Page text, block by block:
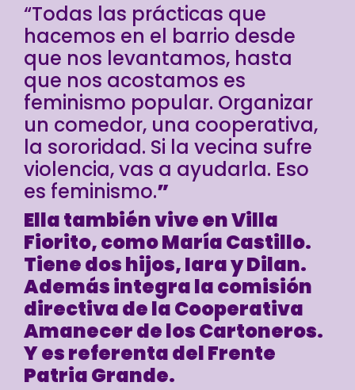
“Todas las prácticas que
hacemos en el barrio desde
que nos levantamos, hasta
que nos acostamos es
feminismo popular. Organizar
un comedor, una cooperativa,
la sororidad. Si la vecina sufre
violencia, vas a ayudarla. Eso
es feminismo.”
Ella también vive en Villa
Fiorito, como María Castillo.
Tienedos hijos, Iara y Dilan.
Además integra la comisión
directiva de la Cooperativa
Amanecer de los Cartoneros.
Y es referenta del Frente
Patria Grande.